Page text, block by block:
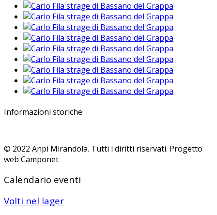
Informazioni storiche
© 2022 Anpi Mirandola. Tutti i diritti riservati. Progetto
web Camponet
Calendario eventi
Volti nel lager